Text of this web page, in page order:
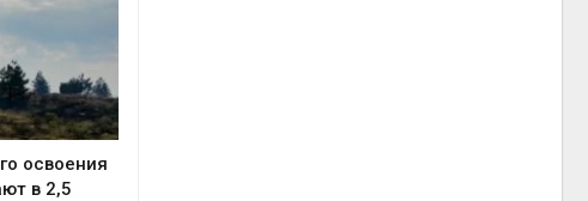
освоения
в 2,5